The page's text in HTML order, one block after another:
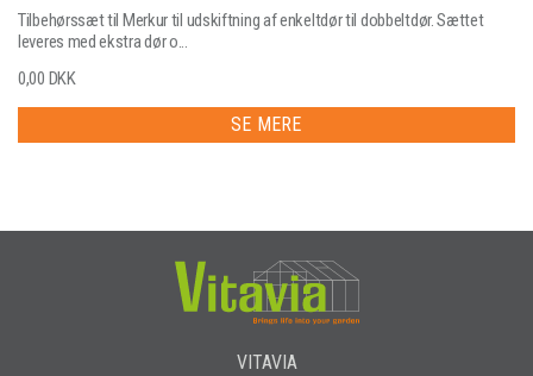
Tilbehørssæt til Merkur til udskiftning af enkeltdør til dobbeltdør. Sættet
leveres med ekstra dør o...
0,00 DKK
SE MERE
VITAVIA